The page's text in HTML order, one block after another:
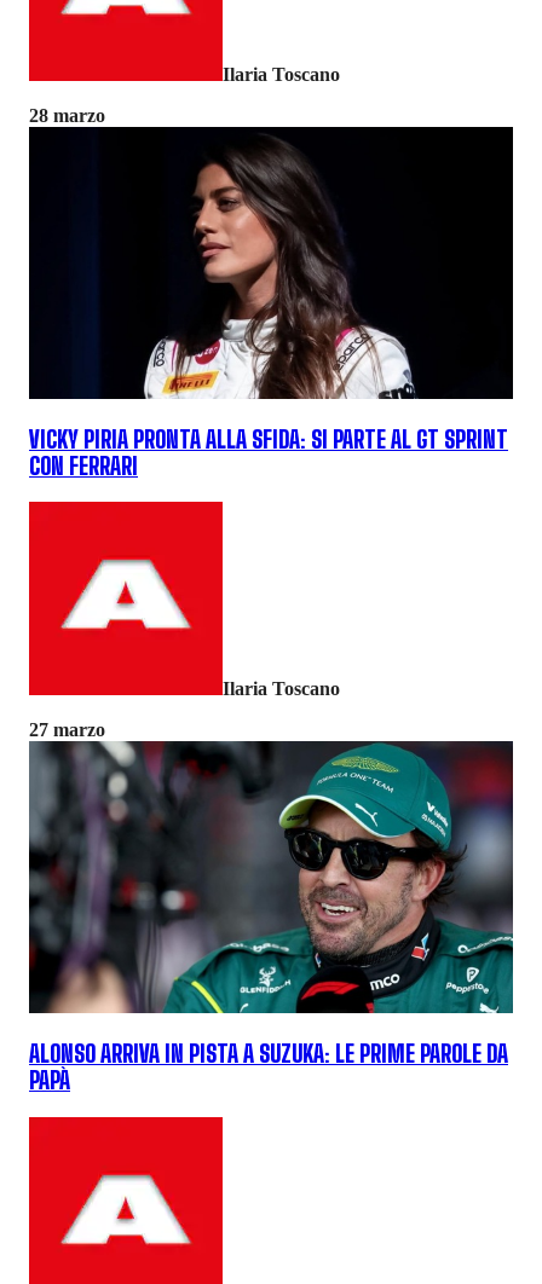
Ilaria Toscano
28 marzo
VICKY PIRIA PRONTA ALLA SFIDA: SI PARTE AL GT SPRINT
CON FERRARI
Ilaria Toscano
27 marzo
ALONSO ARRIVA IN PISTA A SUZUKA: LE PRIME PAROLE DA
PAPÀ